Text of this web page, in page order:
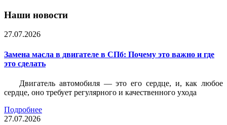
Наши новости
27.07.2026
Замена масла в двигателе в СПб: Почему это важно и где
это сделать
Двигатель автомобиля — это его сердце, и, как любое
сердце, оно требует регулярного и качественного ухода
Подробнее
27.07.2026